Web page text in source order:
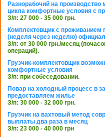
Разнорабочий на производство
цикла комфортные условия с
З/п: 27 000 - 35 000 грн.
Комплектовщик с
(неделя через неделю)
З/п: от 30 000 грн./месяц
операций).
Грузчик-комплектовщик
комфортные условия
З/п: при собеседовании.
Повар на холодный процесс в
предоставляем жилье
З/п: 30 000 - 32 000 грн.
Грузчик на вахтовый метод
выплаты два раза в месяц
З/п: 23 000 - 40 000 грн